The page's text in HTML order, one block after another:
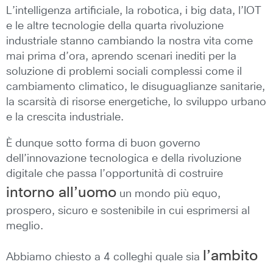
L’intelligenza artificiale, la robotica, i big data, l’IOT
e le altre tecnologie della quarta rivoluzione
industriale stanno cambiando la nostra vita come
mai prima d’ora, aprendo scenari inediti per la
soluzione di problemi sociali complessi come il
cambiamento climatico, le disuguaglianze sanitarie,
la scarsità di risorse energetiche, lo sviluppo urbano
e la crescita industriale.
È dunque sotto forma di buon governo
dell’innovazione tecnologica e della rivoluzione
digitale che passa l’opportunità di costruire
intorno all’uomo un mondo più equo,
prospero, sicuro e sostenibile in cui esprimersi al
meglio.
Abbiamo chiesto a 4 colleghi quale sia l’ambito